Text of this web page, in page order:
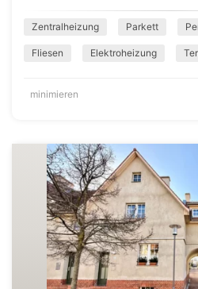
Zentralheizung Parkett
Fliesen Elektroheizung
minimieren